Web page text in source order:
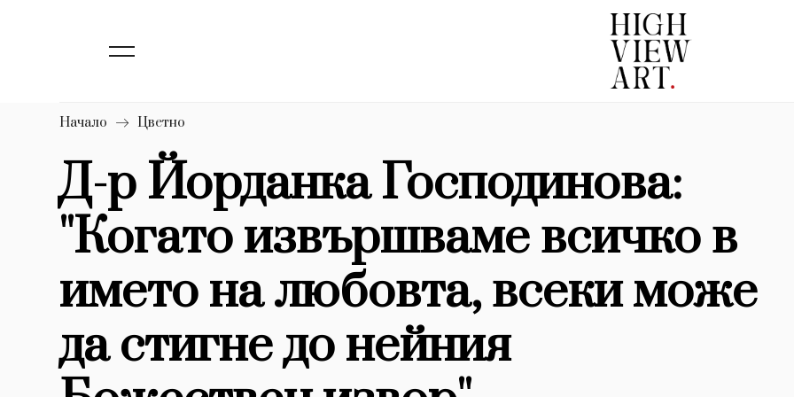
1633
Dialogue
Изкуство
4339
Красота
Дизайн 1272
Книги 1188
30+ 1970
Начало Цветно
Д-р Йорданка Господинова:
''Когато извършваме всичко в
името на любовта, всеки може
да стигне до нейния